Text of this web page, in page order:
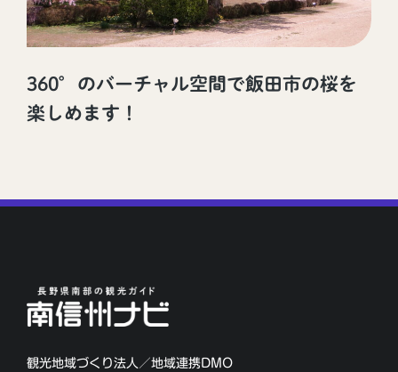
360°のバーチャル空間で飯田市の桜を
楽しめます！
観光地域づくり法人／地域連携DMO